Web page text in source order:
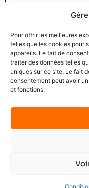
Pour offrir les meilleures
telles que les cookies pour
appareils. Le fait de
traiter des données telles
uniques sur ce site. Le fait
consentement peut avoir
et fonctions.3 Rue
Terms of